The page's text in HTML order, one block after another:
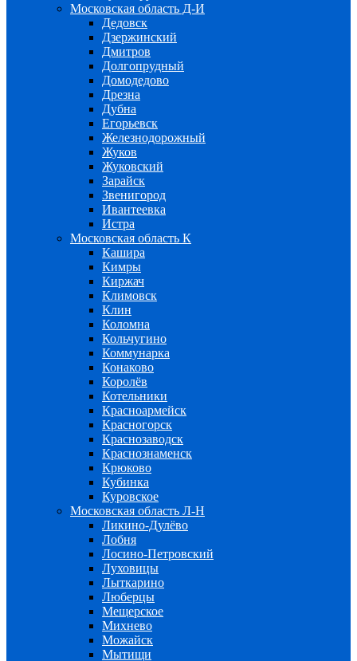
Московская область Д-И
Дедовск
Дзержинский
Дмитров
Долгопрудный
Домодедово
Дрезна
Дубна
Егорьевск
Железнодорожный
Жуков
Жуковский
Зарайск
Звенигород
Ивантеевка
Истра
Московская область К
Кашира
Кимры
Киржач
Климовск
Клин
Коломна
Кольчугино
Коммунарка
Конаково
Королёв
Котельники
Красноармейск
Красногорск
Краснозаводск
Краснознаменск
Крюково
Кубинка
Куровское
Московская область Л-Н
Ликино-Дулёво
Лобня
Лосино-Петровский
Луховицы
Лыткарино
Люберцы
Мещерское
Михнево
Можайск
Мытищи